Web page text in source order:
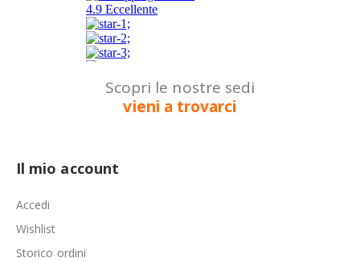
Scopri le nostre sedi
vieni a trovarci
Il mio account
Accedi
Wishlist
Storico ordini